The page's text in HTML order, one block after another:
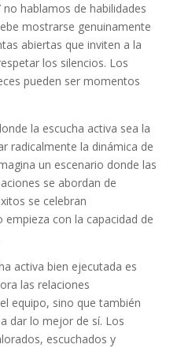
hablamos de habilidades
mostrarse genuinamente
abiertas que inviten a la
los silencios. Los
pueden ser momentos
la escucha activa sea la
radicalmente la dinámica de
un escenario donde las
se abordan de
se celebran
con la capacidad de
activa bien ejecutada es
las relaciones
equipo, sino que también
dar lo mejor de sí. Los
escuchados y